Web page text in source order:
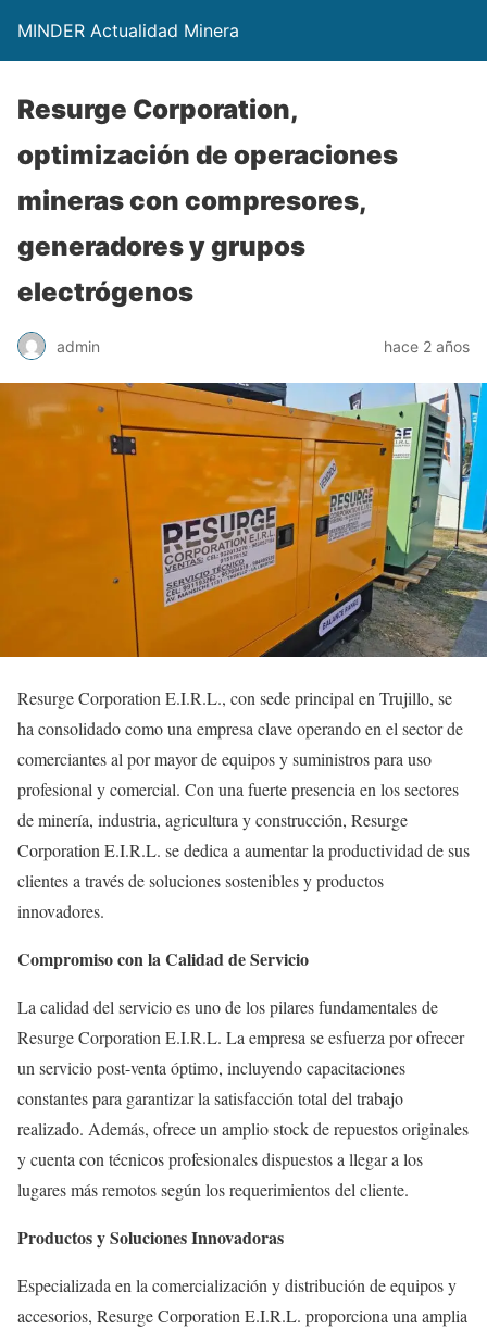
MINDER Actualidad Minera
Resurge Corporation,
optimización de operaciones
mineras con compresores,
generadores y grupos
electrógenos
admin hace 2 años
Resurge Corporation E.I.R.L., con sede principal en Trujillo, se
ha consolidado como una empresa clave operando en el sector de
comerciantes al por mayor de equipos y suministros para uso
profesional y comercial. Con una fuerte presencia en los sectores
de minería, industria, agricultura y construcción, Resurge
Corporation E.I.R.L. se dedica a aumentar la productividad de sus
clientes a través de soluciones sostenibles y productos
innovadores.
Compromiso con la Calidad de Servicio
La calidad del servicio es uno de los pilares fundamentales de
Resurge Corporation E.I.R.L. La empresa se esfuerza por ofrecer
un servicio post-venta óptimo, incluyendo capacitaciones
constantes para garantizar la satisfacción total del trabajo
realizado. Además, ofrece un amplio stock de repuestos originales
y cuenta con técnicos profesionales dispuestos a llegar a los
lugares más remotos según los requerimientos del cliente.
Productos y Soluciones Innovadoras
Especializada en la comercialización y distribución de equipos y
accesorios, Resurge Corporation E.I.R.L. proporciona una amplia